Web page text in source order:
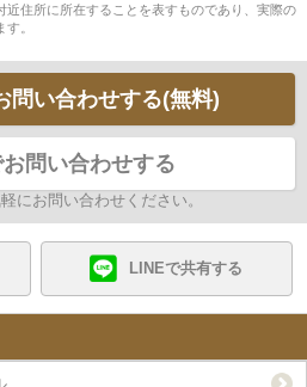
住所に所在することを表すものであり、実際の
。
問い合わせする(無料)
問い合わせする
にお問い合わせください。
LINEで共有する